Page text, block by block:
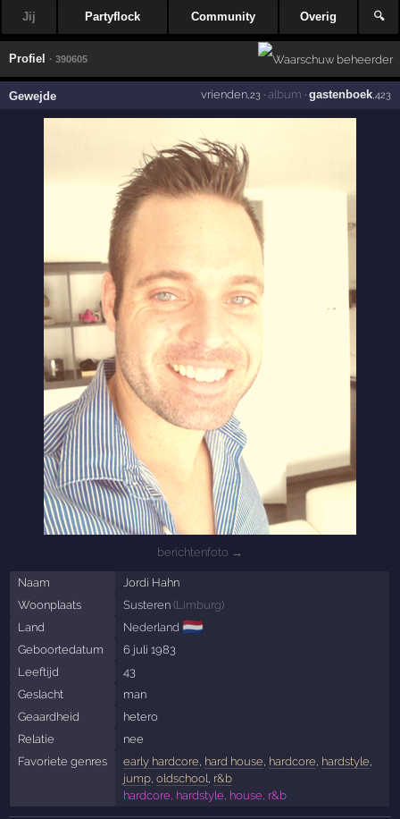
Jij Partyflock Community Overig 🔍
Profiel · 390605
Gewejde vrienden,23· album · gastenboek,423
berichtenfoto →
Naam
Jordi Hahn
Woonplaats
Susteren (Limburg)
Land
Nederland 🇳🇱
Geboortedatum
6 juli 1983
Leeftijd
43
Geslacht
man
Geaardheid
hetero
Relatie
nee
Favoriete genres
early hardcore hard house hardcore hardstyle
jump, oldschool r&b
hardcore, hardstyle, house, r&b